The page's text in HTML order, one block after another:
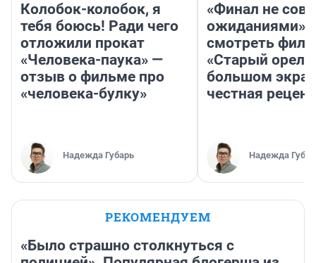
Колобок-колобок, я
тебя боюсь! Ради чего
отложили прокат
«Человека-паука» —
отзыв о фильме про
«человека-булку»
Надежда Губарь
«Финал не
ожиданиями»:
смотреть
«Старый орел»
большом
честная
Надежда
РЕКОМЕНДУЕМ
«Было страшно столкнуться с